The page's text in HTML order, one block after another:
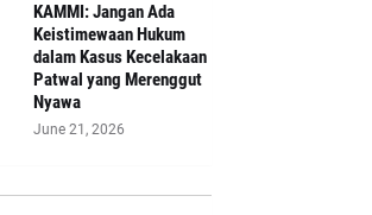
‎KAMMI: Jangan Ada
Keistimewaan Hukum
dalam Kasus Kecelakaan
Patwal yang Merenggut
Nyawa
June 21, 2026